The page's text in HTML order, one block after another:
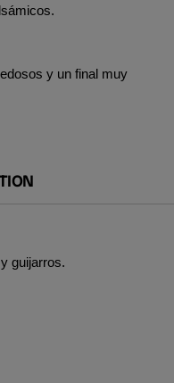
y un final muy
guijarros.